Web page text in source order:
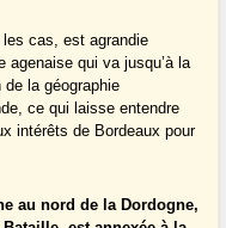
cas, est agrandie
agenaise qui va jusqu’à la
la géographie
ce qui laisse entendre
intérêts de Bordeaux pour
au nord de la Dordogne,